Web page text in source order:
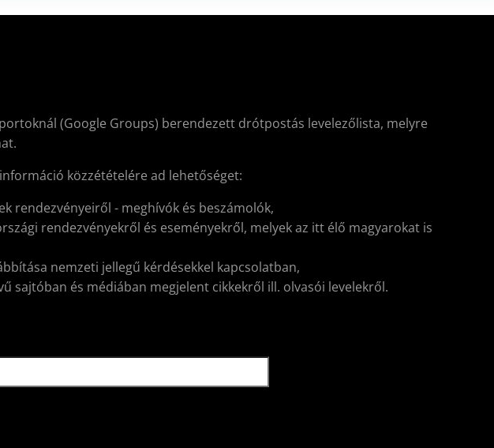
(Google Groups) berendezett drótpostás levelezőlista, melyre
közzétételére ad lehetőséget:
rendezvényeiről - meghívók és beszámolók,
rendezvényekről és eseményekről, melyek az itt élő magyarokat is
nemzeti jellegű kérdésekkel kapcsolatban,
sajtóban és médiában megjelent cikkekről ill. olvasói levelekről.